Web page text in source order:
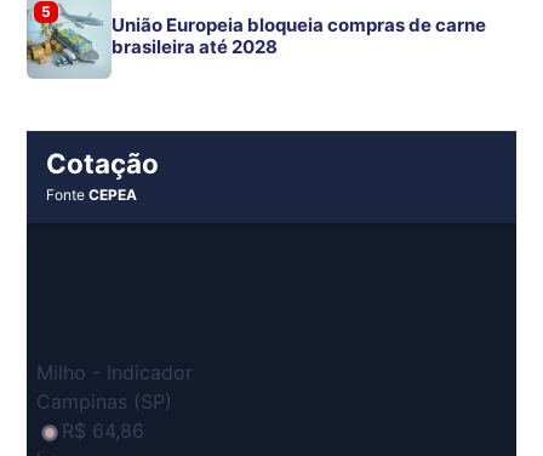
5
União Europeia bloqueia compras de carne
brasileira até 2028
Cotação
FonteCEPEA
Milho - Indicador
Campinas (SP)
R$ 64,86